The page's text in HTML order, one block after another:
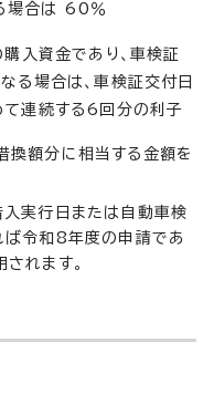
場合は 60％
入資金であり、車検証
る場合は、車検証交付日
連続する6回分の利子
額分に相当する金額を
実行日または自動車検
令和8年度の申請であ
れます。